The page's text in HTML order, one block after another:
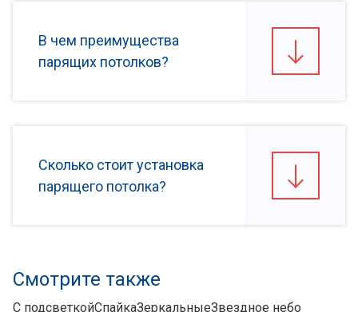
В чем преимущества
парящих потолков?
Сколько стоит установка
парящего потолка?
Смотрите также
С подсветкойСпайкаЗеркальныеЗвездное небо